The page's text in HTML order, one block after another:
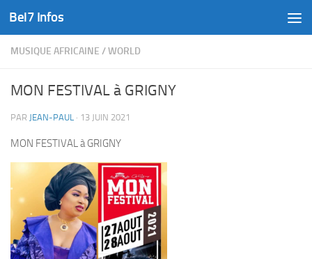
Skip to content
Bel7 Infos
MUSIQUE AFRICAINE /WORLD
MON FESTIVAL à GRIGNY
PAR JEAN-PAUL · 13 JUIN 2021
MON FESTIVAL à GRIGNY